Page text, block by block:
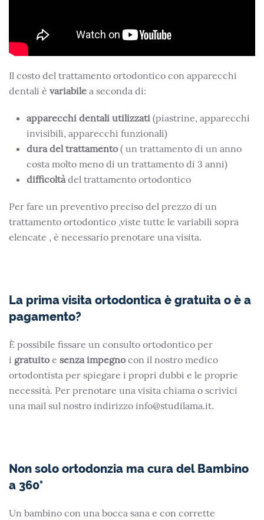
Il costo del trattamento ortodontico con apparecchi
dentali è variabile a seconda di:
apparecchi dentali utilizzati (piastrine, apparecchi
invisibili, apparecchi funzionali)
dura del trattamento( un trattamento di un anno
costa molto meno di un trattamento di 3 anni)
difficoltàdel trattamento ortodontico
Per fare un preventivo preciso del prezzo di un
trattamento ortodontico ,viste tutte le variabili sopra
elencate , è necessario prenotare una visita.
La prima visita ortodontica è gratuita o è a
pagamento?
È possibile fissare un consulto ortodontico per
i gratuitoe senza impegnocon il nostro medico
ortodontista per spiegare i propri dubbi e le proprie
necessità. Per prenotare una visita chiama o scrivici
una mail sul nostro indirizzo info@studilama.it.
Non solo ortodonzia ma cura del Bambino
a 360°
Un bambino con una bocca sana e con corrette